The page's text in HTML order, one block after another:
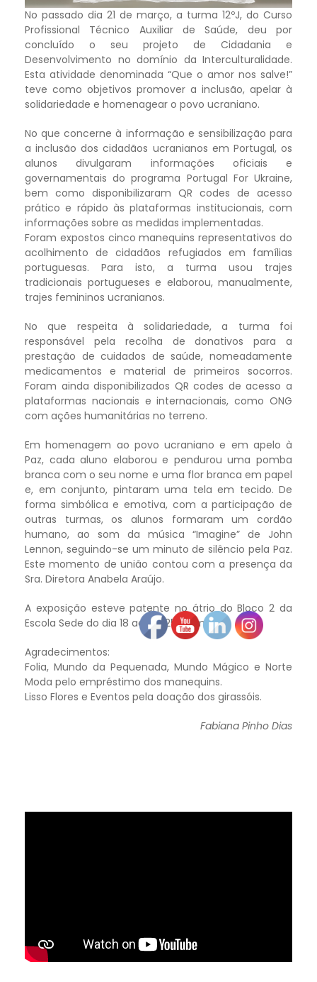
No passado dia 21 de março, a turma 12ºJ, do Curso
Profissional Técnico Auxiliar de Saúde, deu por
concluído o seu projeto de Cidadania e
Desenvolvimento no domínio da Interculturalidade.
Esta atividade denominada “Que o amor nos salve!”
teve como objetivos promover a inclusão, apelar à
solidariedade e homenagear o povo ucraniano.
No que concerne à informação e sensibilização para
a inclusão dos cidadãos ucranianos em Portugal, os
alunos divulgaram informações oficiais e
governamentais do programa Portugal For Ukraine,
bem como disponibilizaram QR codes de acesso
prático e rápido às plataformas institucionais, com
informações sobre as medidas implementadas.
Foram expostos cinco manequins representativos do
acolhimento de cidadãos refugiados em famílias
portuguesas. Para isto, a turma usou trajes
tradicionais portugueses e elaborou, manualmente,
trajes femininos ucranianos.
No que respeita à solidariedade, a turma foi
responsável pela recolha de donativos para a
prestação de cuidados de saúde, nomeadamente
medicamentos e material de primeiros socorros.
Foram ainda disponibilizados QR codes de acesso a
plataformas nacionais e internacionais, como ONG
com ações humanitárias no terreno.
Em homenagem ao povo ucraniano e em apelo à
Paz, cada aluno elaborou e pendurou uma pomba
branca com o seu nome e uma flor branca em papel
e, em conjunto, pintaram uma tela em tecido. De
forma simbólica e emotiva, com a participação de
outras turmas, os alunos formaram um cordão
humano, ao som da música “Imagine” de John
Lennon, seguindo-se um minuto de silêncio pela Paz.
Este momento de união contou com a presença da
Sra. Diretora Anabela Araújo.
A exposição esteve patente no átrio do Bloco 2 da
Escola Sede do dia 18 ao dia 25 de março.
Agradecimentos:
Folia, Mundo da Pequenada, Mundo Mágico e Norte
Moda pelo empréstimo dos manequins.
Lisso Flores e Eventos pela doação dos girassóis.
Fabiana Pinho Dias